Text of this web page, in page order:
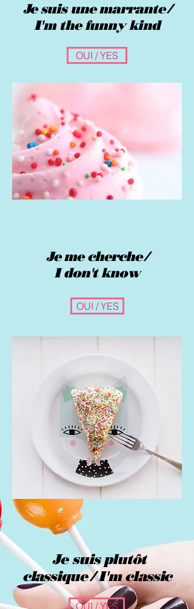
Je suis une marrante /
I'm the funny kind
OUI / YES
Je me cherche /
I don't know
OUI / YES
Je suis plutôt
classique / I'm classic
OUI / YES